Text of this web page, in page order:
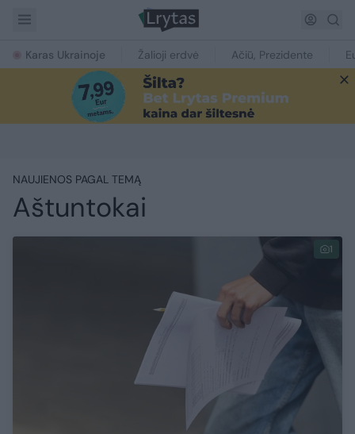
Karas Ukrainoje Žalioji erdvė Ačiū, Prezidente
NAUJIENOS PAGAL TEMĄ
Aštuntokai
1